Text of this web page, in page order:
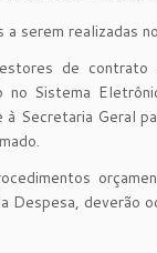
a serem realizadas
de
no Sistema
à Secretaria Geral
Despesa,